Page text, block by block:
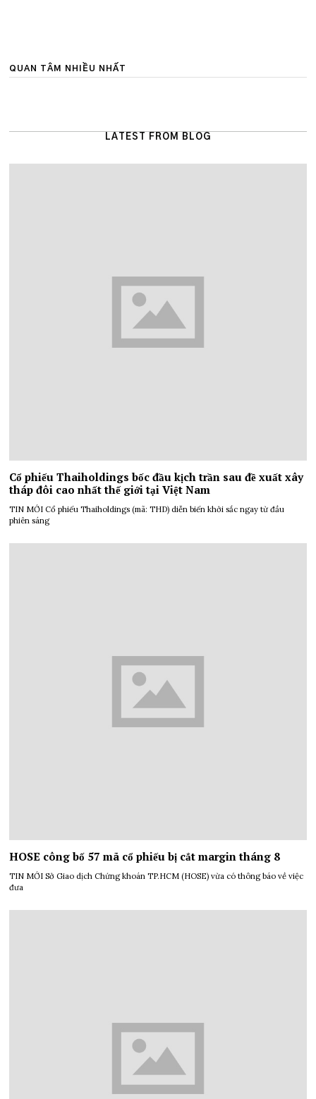
QUAN TÂM NHIỀU NHẤT
LATEST FROM BLOG
Cổ phiếu Thaiholdings bốc đầu kịch trần sau đề xuất xây
tháp đôi cao nhất thế giới tại Việt Nam
TIN MỚI Cổ phiếu Thaiholdings (mã: THD) diễn biến khởi sắc ngay từ đầu
phiên sáng
HOSE công bố 57 mã cổ phiếu bị cắt margin tháng 8
TIN MỚI Sở Giao dịch Chứng khoán TP.HCM (HOSE) vừa có thông báo về việc
đưa